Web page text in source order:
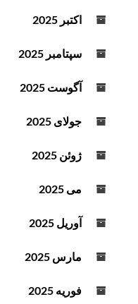
اکتبر 2025
سپتامبر 2025
آگوست 2025
جولای 2025
ژوئن 2025
می 2025
آوریل 2025
مارس 2025
فوریه 2025